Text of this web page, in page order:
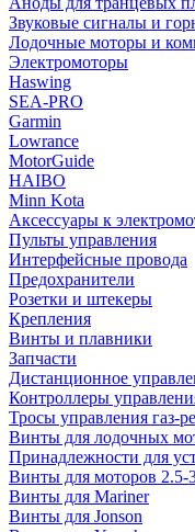
Звуковые сигналы и
Лодочные моторы и
Электромоторы
Haswing
SEA-PRO
Garmin
Lowrance
MotorGuide
HAIBO
Minn Kota
Аксессуары к
Пульты управления
Интерфейсные провода
Предохранители
Розетки и штекеры
Крепления
Винты и плавники
Запчасти
Дистанционное
Контроллеры
Тросы управления газ-
Винты для лодочных
Принадлежности для
Винты для моторов 2.5-
Винты для Mariner
Винты для Jonson